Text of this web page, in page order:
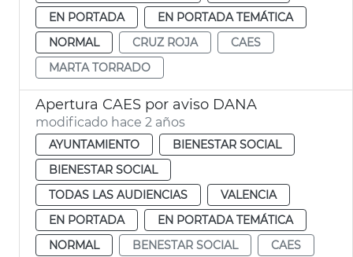
EN PORTADA
EN PORTADA TEMÁTICA
NORMAL
CRUZ ROJA
CAES
MARTA TORRADO
Apertura CAES por aviso DANA
modificado hace 2 años
AYUNTAMIENTO
BIENESTAR SOCIAL
BIENESTAR SOCIAL
TODAS LAS AUDIENCIAS
VALENCIA
EN PORTADA
EN PORTADA TEMÁTICA
NORMAL
BENESTAR SOCIAL
CAES